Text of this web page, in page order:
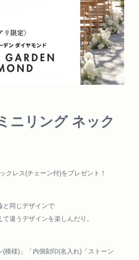
ニリング ネック
クレス(チェーン付)をプレゼント！
と同じデザインで
違うデザインを楽しんだり。
(模様)」「内側刻印(名入れ)「ストーン